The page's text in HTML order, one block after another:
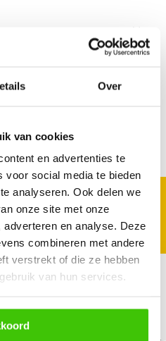
Over
van cookies
en advertenties te
voor social media te bieden
analyseren. Ook delen we
onze site met onze
en analyse. Deze
combineren met andere
verstrekt of die ze hebben
van hun services.